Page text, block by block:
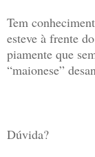
Tem
esteve à frente
piamente que
“maionese”
Dúvida?